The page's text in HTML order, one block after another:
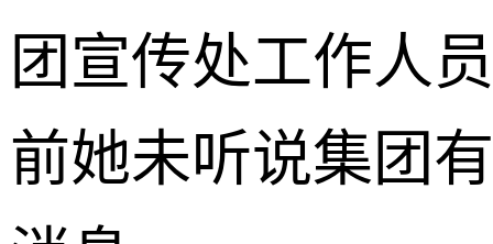
团宣传处工作人
前她未听说集团